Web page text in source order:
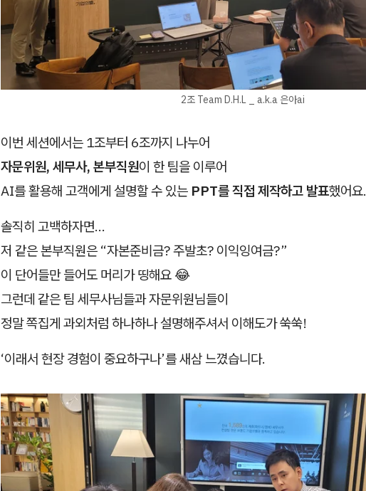
2조 Team D.H.L _ a.k.a 은아ai
이번 세션에서는 1조부터 6조까지 나누어
자문위원, 세무사, 본부직원이 한 팀을 이루어
AI를 활용해 고객에게 설명할 수 있는 PPT를 직접 제작하고 발표했어요.
솔직히 고백하자면…
저 같은 본부직원은 “자본준비금? 주발초? 이익잉여금?”
이 단어들만 들어도 머리가 띵해요 😂
그런데 같은 팀 세무사님들과 자문위원님들이
정말 쪽집게 과외처럼 하나하나 설명해주셔서 이해도가 쑥쑥!
‘이래서 현장 경험이 중요하구나’를 새삼 느꼈습니다.